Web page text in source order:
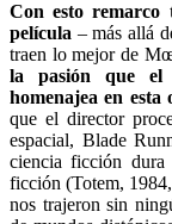
Con esto remarco
película – más allá
traen lo mejor de
la pasión que el
homenajea en esta
que el director
espacial, Blade
ciencia ficción
ficción (Totem,
nos trajeron sin